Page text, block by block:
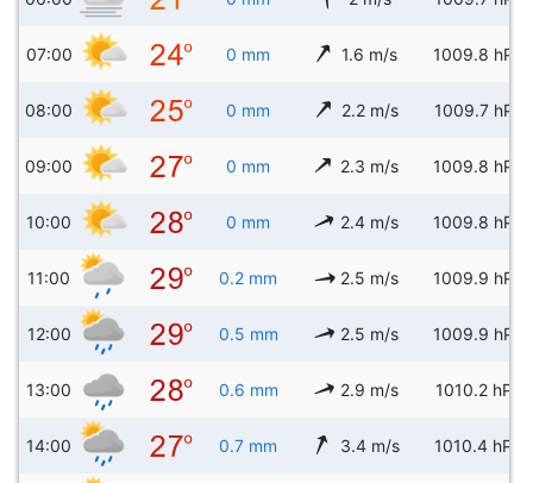
07:00 0 mm 1.6 m/s 1009.8 hPa
08:00 0 mm 2.2 m/s 1009.7 hPa
09:00 0 mm 2.3 m/s 1009.8 hPa
10:00 0 mm 2.4 m/s 1009.8 hPa
11:00 0.2 mm 2.5 m/s 1009.9 hPa
12:00 0.5 mm 2.5 m/s 1009.9 hPa
13:00 0.6 mm 2.9 m/s 1010.2 hPa
14:00 0.7 mm 3.4 m/s 1010.4 hPa